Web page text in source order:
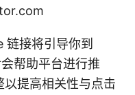
接将引导你到
帮助平台进行推
提高相关性与点击